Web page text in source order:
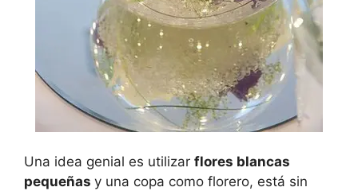
Una idea genial es utilizar flores blancas
pequeñas y una copa como florero, está sin